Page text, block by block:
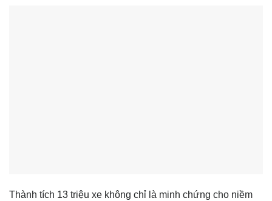
Thành tích 13 triệu xe không chỉ là minh chứng cho niềm